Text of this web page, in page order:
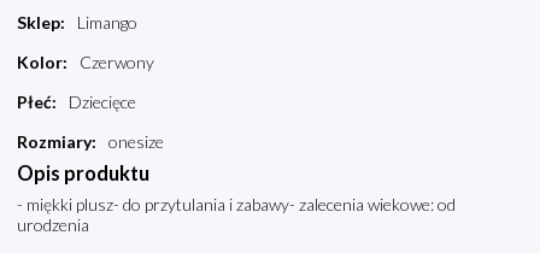
Sklep:
Limango
Kolor:
Czerwony
Płeć:
Dziecięce
Rozmiary: onesize
Opis produktu
- miękki plusz- do przytulania i zabawy- zalecenia wiekowe: od
urodzenia